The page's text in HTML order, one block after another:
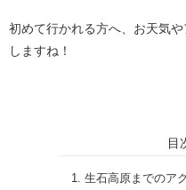
初めて行かれる方へ、お天気
しますね！
目
生石高原までのア